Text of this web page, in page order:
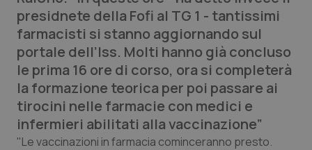
Emilia-Romagna
Friuli Venezia Giulia
Lazio
Liguria
Colesterolo & coronaropatie
Dermatite Atopica
Diabete & glucometri
Disturbi dell’umore
presidnete della Fofi al TG 1 - tantissimi
farmacisti si stanno aggiornando sul
portale dell’Iss. Molti hanno già concluso
le prima 16 ore di corso, ora si completerà
la formazione teorica per poi passare ai
tirocini nelle farmacie con medici e
infermieri abilitati alla vaccinazione”
"Le vaccinazioni in farmacia cominceranno presto.